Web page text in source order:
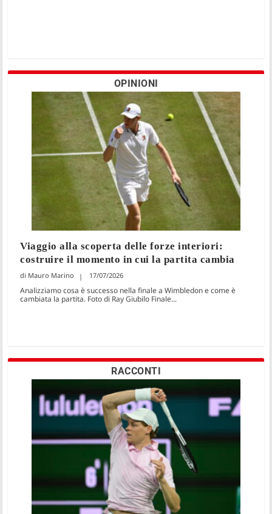
OPINIONI
Viaggio alla scoperta delle forze interiori:
costruire il momento in cui la partita cambia
Mauro Marino 17/07/2026
Analizziamo cosa è successo nella finale a Wimbledon e come è
cambiata la partita. Foto di Ray Giubilo Finale...
RACCONTI